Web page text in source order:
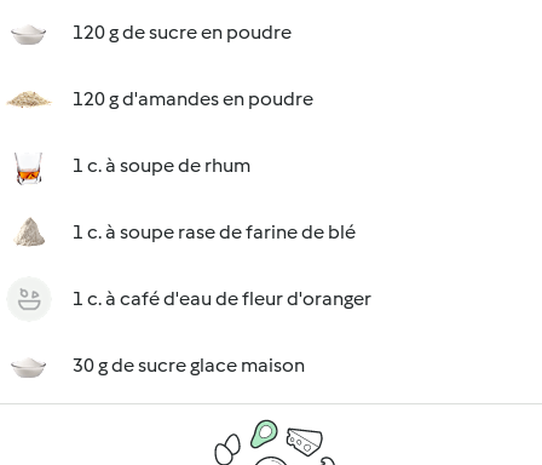
120 g de sucre en poudre
120 g d'amandes en poudre
1 c. à soupe de rhum
1 c. à soupe rase de farine de blé
1 c. à café d'eau de fleur d'oranger
30 g de sucre glace maison